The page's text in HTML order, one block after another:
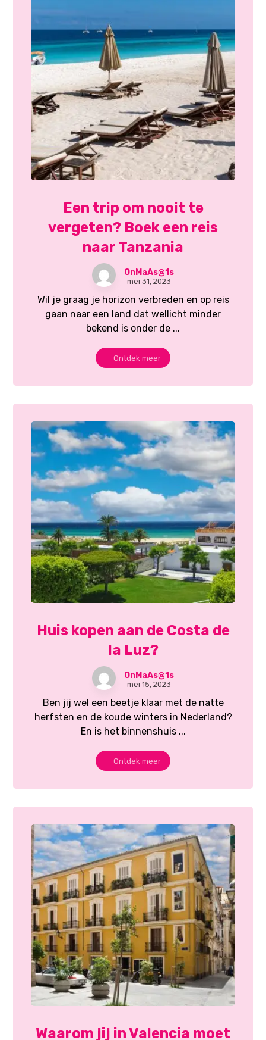
Een trip om nooit te
vergeten? Boek een reis
naar Tanzania
OnMaAs@1s
mei 31, 2023
Wil je graag je horizon verbreden en op reis
gaan naar een land dat wellicht minder
bekend is onder de ...
Ontdek meer
Huis kopen aan de Costa de
la Luz?
OnMaAs@1s
mei 15, 2023
Ben jij wel een beetje klaar met de natte
herfsten en de koude winters in Nederland?
En is het binnenshuis ...
Ontdek meer
Waarom jij in Valencia moet